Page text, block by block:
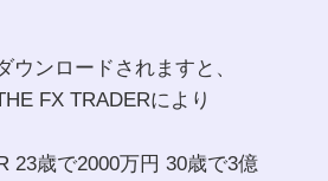
ウンロードされますと、
FX TRADERにより
23歳で2000万円 30歳で3億